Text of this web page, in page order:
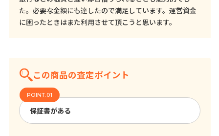
た。必要な金額にも達したので満足しています。運営資金
に困ったときはまた利用させて頂こうと思います。
この商品の査定ポイント
保証書がある